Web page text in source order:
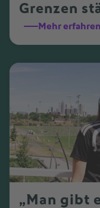
Grenzen
Mehr erfahren
„Man gibt